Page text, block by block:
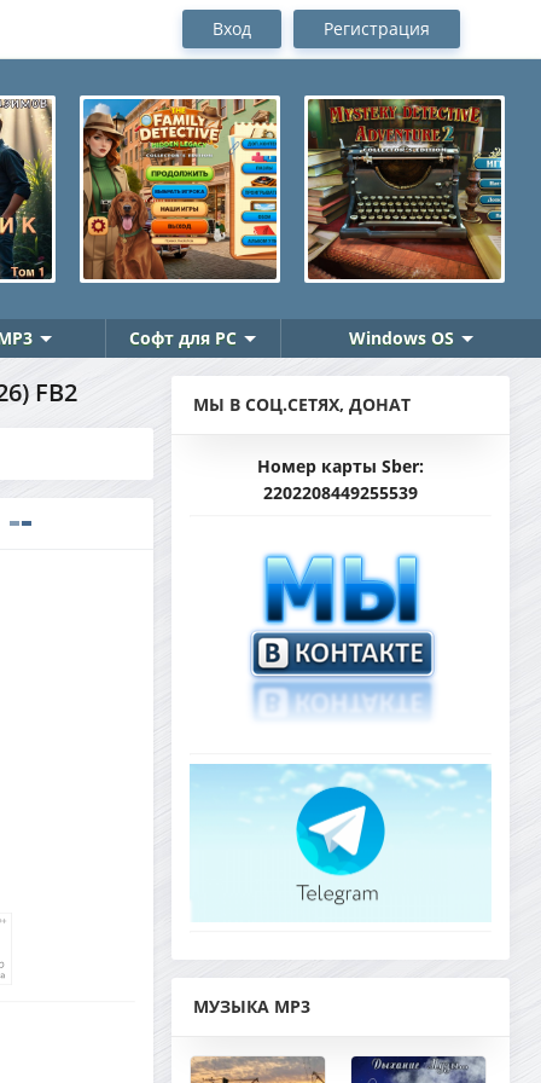
Вход Регистрация
Софт для PC Windows OS
FB2 МЫ В СОЦ.СЕТЯХ, ДОНАТ
Номер карты Sber:
2202208449255539
МУЗЫКА MP3